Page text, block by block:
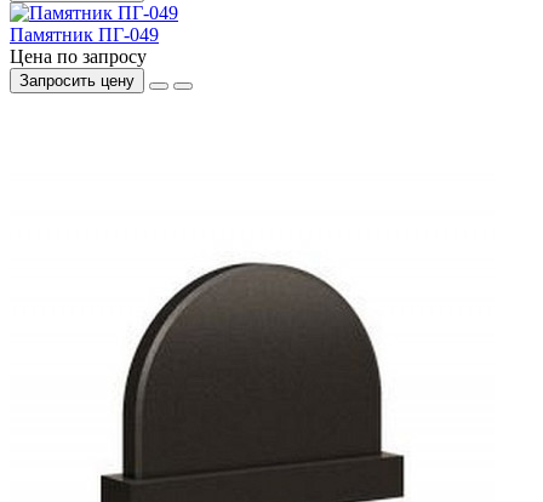
Памятник ПГ-049
Цена по запросу
Запросить цену